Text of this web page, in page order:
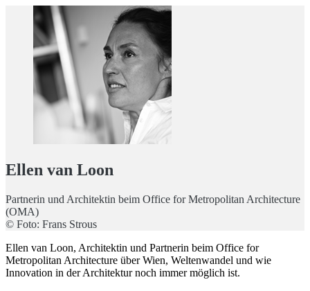
Ellen van Loon
Partnerin und Architektin beim Office for Metropolitan Architecture
(OMA)
© Foto: Frans Strous
Ellen van Loon, Architektin und Partnerin beim Office for
Metropolitan Architecture über Wien, Weltenwandel und wie
Innovation in der Architektur noch immer möglich ist.